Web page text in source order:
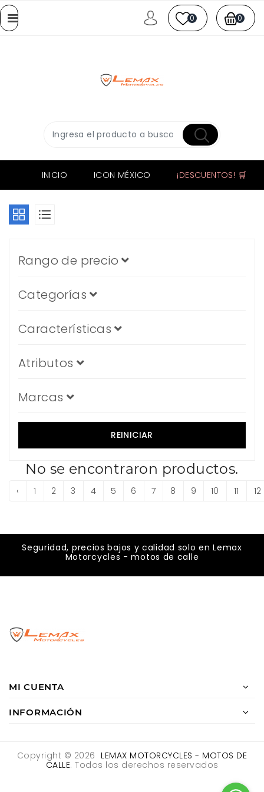
0 0
INICIO ICON MÉXICO ¡DESCUENTOS! 🛒
Rango de precio
Categorías
Características
Atributos
Marcas
REINICIAR
No se encontraron productos.
‹ 1 2 3 4 5 6 7 8 9 10 11 12
Seguridad, precios bajos y calidad solo en Lemax
Motorcycles - motos de calle
MI CUENTA
INFORMACIÓN
Copyright © 2026 LEMAX MOTORCYCLES - MOTOS DE
CALLE. Todos los derechos reservados